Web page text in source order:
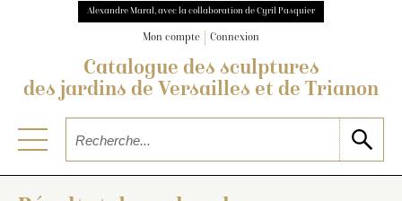
Alexandre Maral, avec la collaboration de Cyril Pasquier
Mon compte Connexion
Catalogue des sculptures
des jardins de Versailles et de Trianon